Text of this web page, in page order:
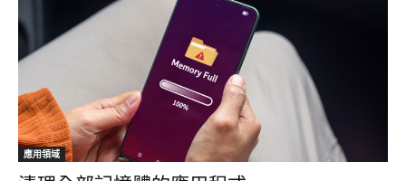
應用領域